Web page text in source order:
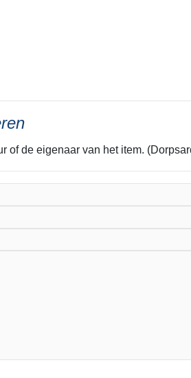
of de eigenaar van het item.